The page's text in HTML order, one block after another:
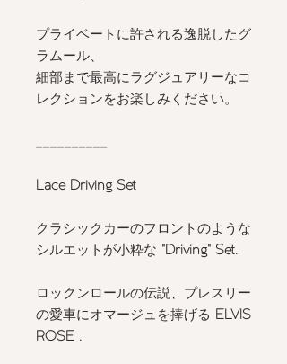
プライベートに許される逸脱したグ
ラムール、
細部まで最高にラグジュアリーなコ
レクションをお楽しみください。
Lace Driving Set
クラシックカーのフロントのような
シルエットが小粋な "Driving" Set.
ロックンロールの伝説、プレスリー
の愛車にオマージュを捧げる ELVIS
ROSE .